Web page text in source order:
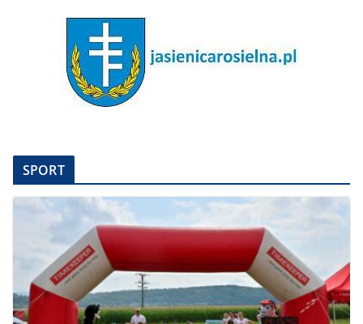
SPORT